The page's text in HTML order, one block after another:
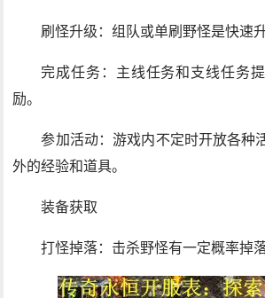
刷怪升级：组队或单刷野怪是快速
完成任务：主线任务和支线任务
励。
参加活动：游戏内不定时开放各种
外的经验和道具。
装备获取
打怪掉落：击杀野怪有一定概率掉落